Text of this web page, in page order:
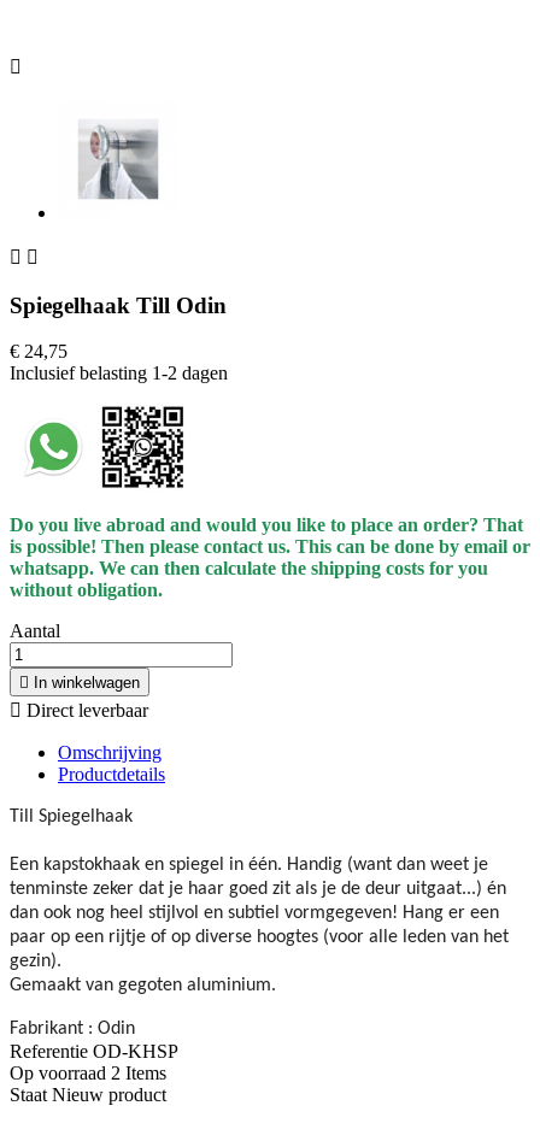

 
Spiegelhaak Till Odin
€ 24,75
Inclusief belasting 1-2 dagen
Do you live abroad and would you like to place an order? That
is possible! Then please contact us. This can be done by email or
whatsapp. We can then calculate the shipping costs for you
without obligation.
Aantal
 In winkelwagen
 Direct leverbaar
Omschrijving
Productdetails
Till Spiegelhaak
Een kapstokhaak en spiegel in één. Handig (want dan weet je
tenminste zeker dat je haar goed zit als je de deur uitgaat...) én
dan ook nog heel stijlvol en subtiel vormgegeven! Hang er een
paar op een rijtje of op diverse hoogtes (voor alle leden van het
gezin).
Gemaakt van gegoten aluminium.
Fabrikant : Odin
Referentie OD-KHSP
Op voorraad 2 Items
StaatNieuw product